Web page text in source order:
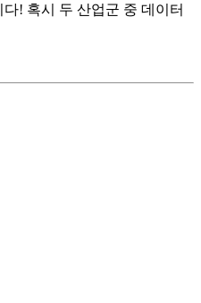
! 혹시 두 산업군 중 데이터